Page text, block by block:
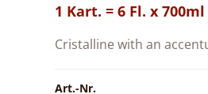
1 Kart. = 6 Fl. x 700ml
Cristalline with an
Art.-Nr.